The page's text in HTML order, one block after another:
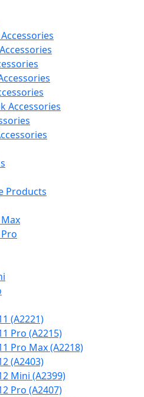
Accessories
Products
(A2221)
Pro (A2215)
Pro Max (A2218)
(A2403)
Mini (A2399)
Pro (A2407)